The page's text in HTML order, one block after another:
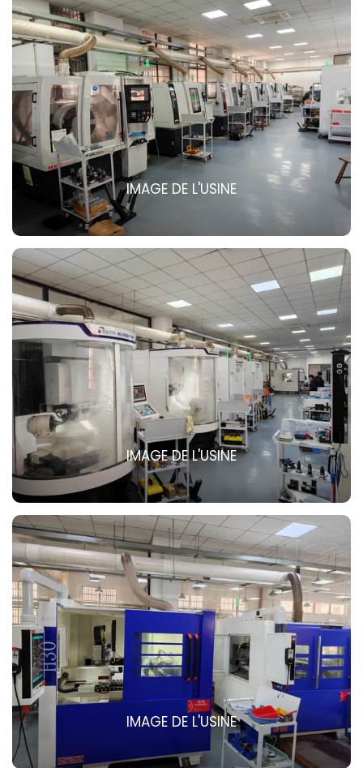
IMAGE DE L'USINE
IMAGE DE L'USINE
IMAGE DE L'USINE